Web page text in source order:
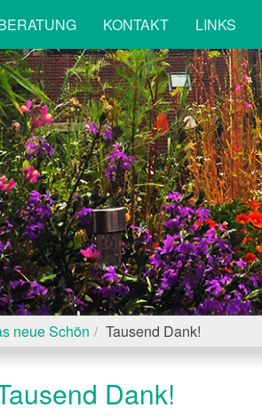
KONTAKT LINKS
neue Schön Tausend Dank!
Dank!